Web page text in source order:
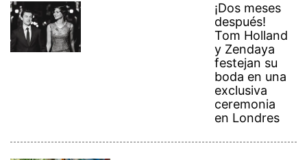
¡Dos meses
después!
Tom Holland
y Zendaya
festejan su
boda en una
exclusiva
ceremonia
en Londres